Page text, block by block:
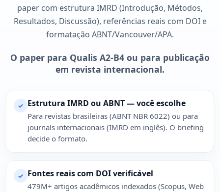
paper com estrutura IMRD (Introdução, Métodos,
Resultados, Discussão), referências reais com DOI e
formatação ABNT/Vancouver/APA.
O paper para Qualis A2-B4 ou para publicação
em revista internacional.
✓ Estrutura IMRD ou ABNT — você escolhe
Para revistas brasileiras (ABNT NBR 6022) ou para
journals internacionais (IMRD em inglês). O briefing
decide o formato.
✓ Fontes reais com DOI verificável
479M+ artigos acadêmicos indexados (Scopus, Web